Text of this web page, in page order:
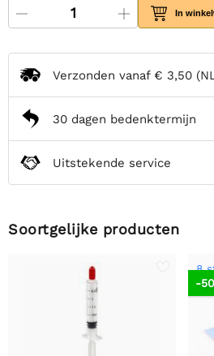
In
Verzonden vanaf € 3,50
30 dagen bedenktermijn
Uitstekende service
Soortgelijke producten
8
-